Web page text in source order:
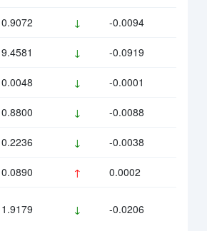
0.9072 ↓ -0.0094
9.4581 ↓ -0.0919
0.0048 ↓ -0.0001
0.8800 ↓ -0.0088
0.2236 ↓ -0.0038
0.0890 ↑ 0.0002
1.9179 ↓ -0.0206